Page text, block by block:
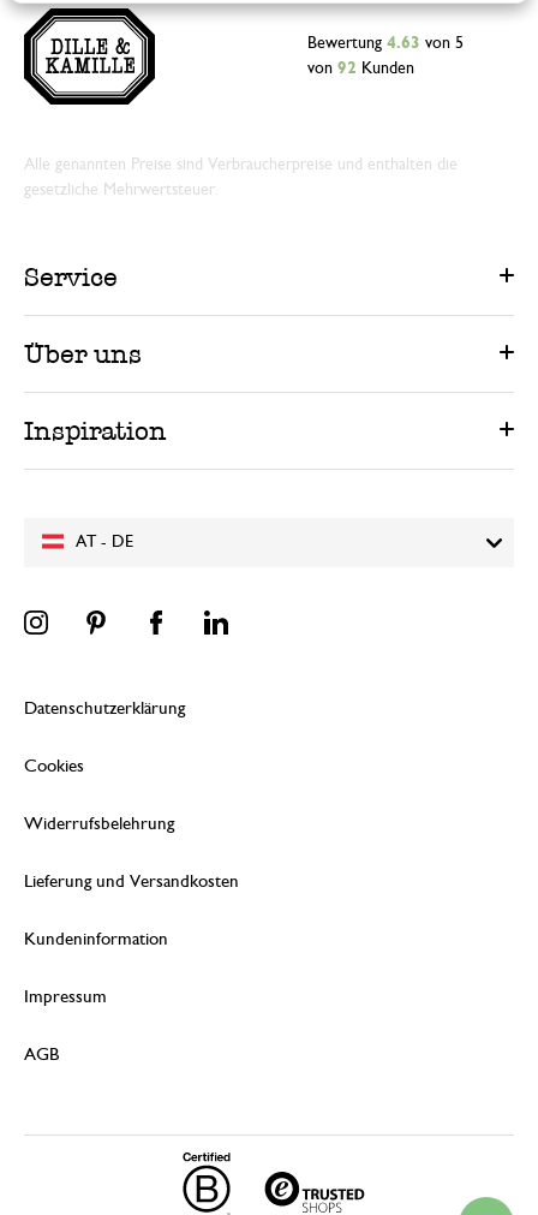
AT - DE
Bewertung 4.63 von 5
von 92 Kunden
Alle genannten Preise sind Verbraucherpreise und enthalten die
gesetzliche Mehrwertsteuer.
Service
Über uns
Inspiration
Datenschutzerklärung
Cookies
Widerrufsbelehrung
Lieferung und Versandkosten
Kundeninformation
Impressum
AGB